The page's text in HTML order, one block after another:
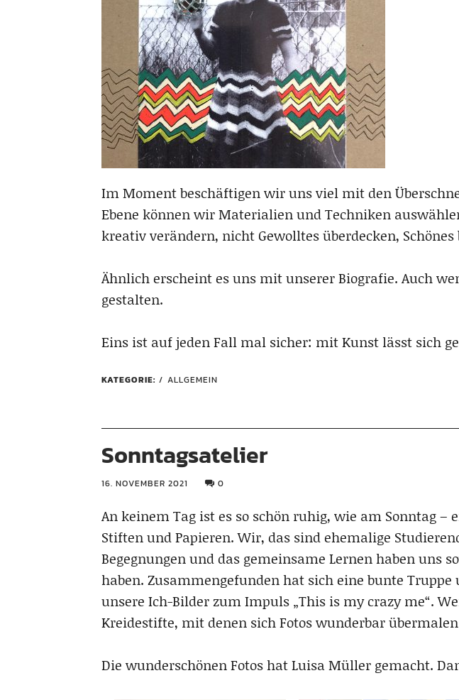
Im Moment beschäftigen wir uns viel mit den
Ebene können wir Materialien und Techniken
kreativ verändern, nicht Gewolltes überdecken,
Ähnlich erscheint es uns mit unserer Biografie. Auch
gestalten.
Eins ist auf jeden Fall mal sicher: mit Kunst lässt sich
KATEGORIE: ALLGEMEIN
Sonntagsatelier
16. NOVEMBER 2021 0
An keinem Tag ist es so schön ruhig, wie am Sonntag
Stiften und Papieren. Wir, das sind ehemalige
Begegnungen und das gemeinsame Lernen haben uns
haben. Zusammengefunden hat sich eine bunte
unsere Ich-Bilder zum Impuls „This is my crazy me“.
Kreidestifte, mit denen sich Fotos wunderbar
Die wunderschönen Fotos hat Luisa Müller gemacht.